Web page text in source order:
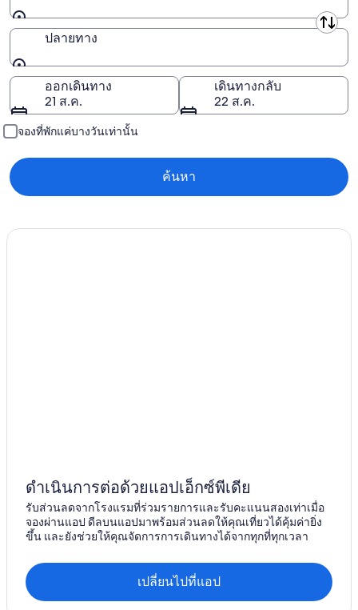
9
ส.ค.ต้นทาง
ปลายทาง
ปลายทาง
ออกเดินทาง
21 ส.ค.
เดินทางกลับ
22 ส.ค.
จองที่พักแค่บางวันเท่านั้น
ค้นหา
ดำเนินการต่อด้วยแอปเอ็กซ์พีเดีย
รับส่วนลดจากโรงแรมที่ร่วมรายการและรับคะแนนสองเท่าเมื่อ
จองผ่านแอป ดีลบนแอปมาพร้อมส่วนลดให้คุณเที่ยวได้คุ้มค่ายิ่ง
ขึ้น และยังช่วยให้คุณจัดการการเดินทางได้จากทุกที่ทุกเวลา
เปลี่ยนไปที่แอป